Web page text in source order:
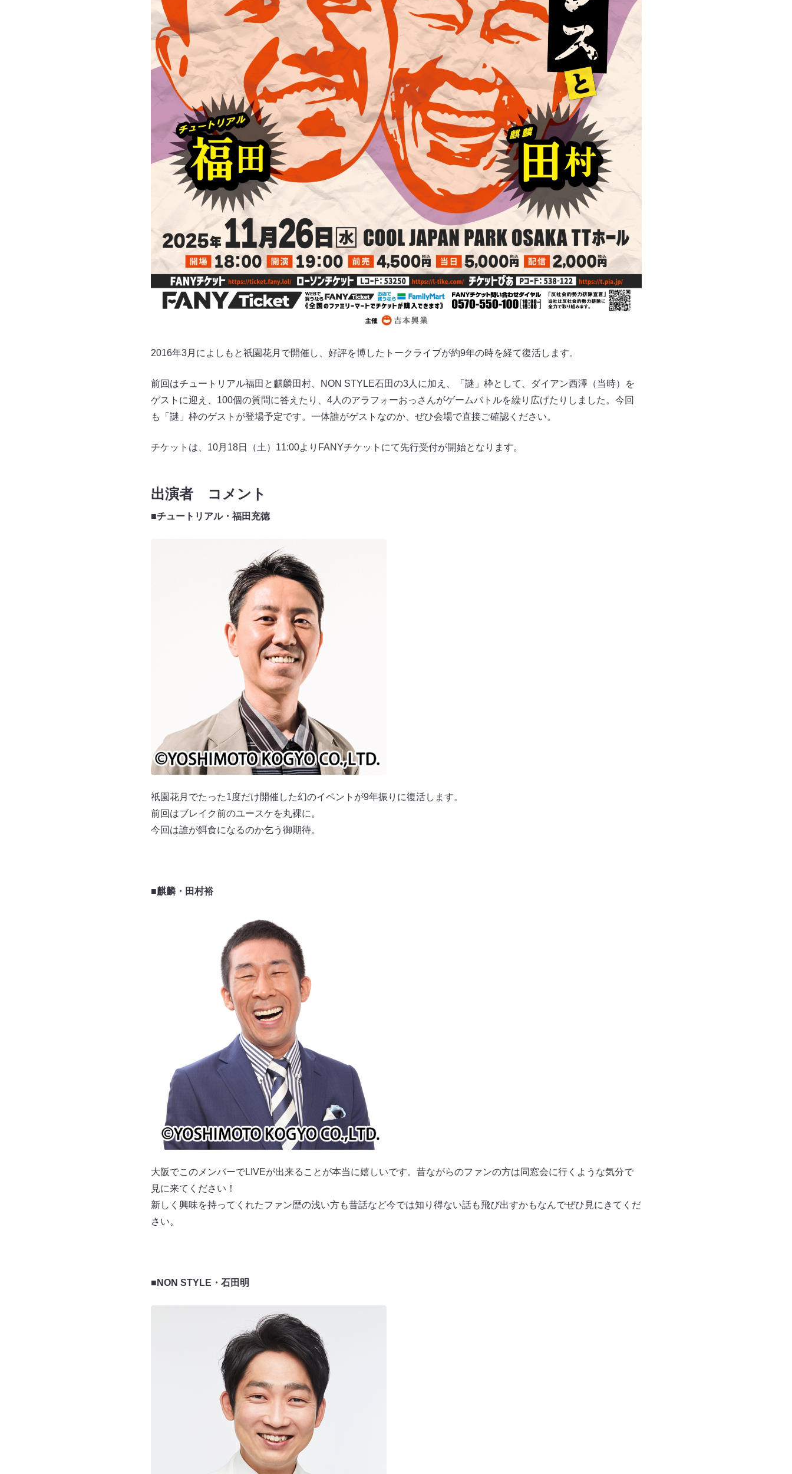
2016年3月によしもと祇園花月で開催し、好評を博したトークライブが約9年の時を経て復活します。
前回はチュートリアル福田と麒麟田村、NON STYLE石田の3人に加え、「謎」枠として、ダイアン西澤（当時）を
ゲストに迎え、100個の質問に答えたり、4人のアラフォーおっさんがゲームバトルを繰り広げたりしました。今回
も「謎」枠のゲストが登場予定です。一体誰がゲストなのか、ぜひ会場で直接ご確認ください。
チケットは、10月18日（土）11:00よりFANYチケットにて先行受付が開始となります。
出演者 コメント
■チュートリアル・福田充徳
祇園花月でたった1度だけ開催した幻のイベントが9年振りに復活します。
前回はブレイク前のユースケを丸裸に。
今回は誰が餌食になるのか乞う御期待。
■麒麟・田村裕
大阪でこのメンバーでLIVEが出来ることが本当に嬉しいです。昔ながらのファンの方は同窓会に行くような気分で
見に来てください！
新しく興味を持ってくれたファン歴の浅い方も昔話など今では知り得ない話も飛び出すかもなんでぜひ見にきてくだ
さい。
■NON STYLE・石田明